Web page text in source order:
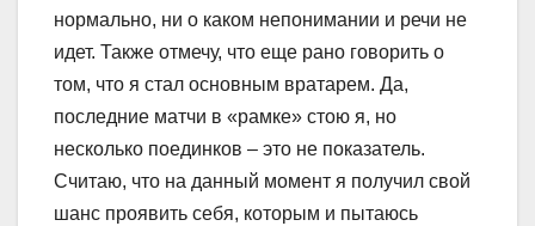
нормально, ни о каком непонимании и речи не
идет. Также отмечу, что еще рано говорить о
том, что я стал основным вратарем. Да,
последние матчи в «рамке» стою я, но
несколько поединков – это не показатель.
Считаю, что на данный момент я получил свой
шанс проявить себя, которым и пытаюсь